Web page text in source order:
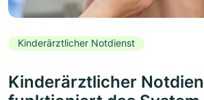
Kinderärztlicher Notdienst
Kinderärztlicher